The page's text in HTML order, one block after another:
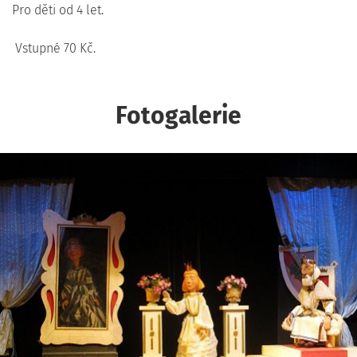
Pro děti od 4 let.
Vstupné 70 Kč.
Fotogalerie